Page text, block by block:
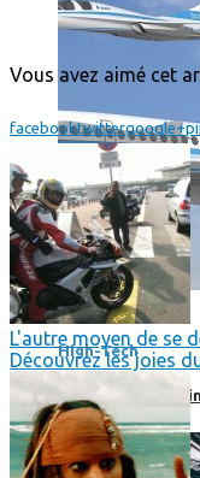
High-Tech
High-Tech
Les circuits
Vous avez aimé cet
facebooktwittergoogle+
L'autre moyen de se
Découvrez les joies